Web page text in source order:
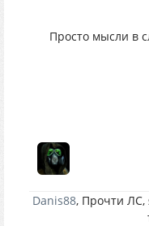
Просто мысли в
Danis88, Прочти ЛС,